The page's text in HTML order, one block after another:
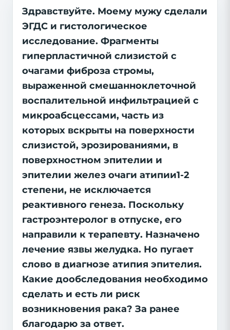
Здравствуйте. Моему мужу сделали
ЭГДС и гистологическое
исследование. Фрагменты
гиперпластичной слизистой с
очагами фиброза стромы,
выраженной смешанноклеточной
воспалительной инфильтрацией с
микроабсцессами, часть из
которых вскрыты на поверхности
слизистой, эрозированиями, в
поверхностном эпителии и
эпителии желез очаги атипии1-2
степени, не исключается
реактивного генеза. Поскольку
гастроэнтеролог в отпуске, его
направили к терапевту. Назначено
лечение язвы желудка. Но пугает
слово в диагнозе атипия эпителия.
Какие дообследования необходимо
сделать и есть ли риск
возникновения рака? За ранее
благодарю за ответ.